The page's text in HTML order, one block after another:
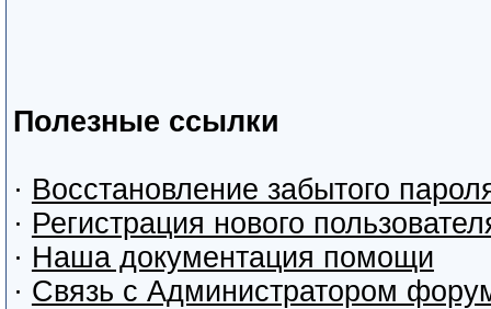
Полезные ссылки
· Восстановление забытого
· Регистрация нового
· Наша документация помощи
· Связь с Администратором